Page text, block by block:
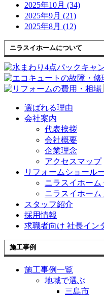
2025年10月 (34)
2025年9月 (21)
2025年8月 (12)
ニラスイホームについて
選ばれる理由
会社案内
代表挨拶
会社概要
企業理念
アクセスマップ
リフォームショール
ニラスイホー
ニラスイホーム
スタッフ紹介
採用情報
求職者向け 社長イン
施工事例
施工事例一覧
地域で選ぶ
三島市